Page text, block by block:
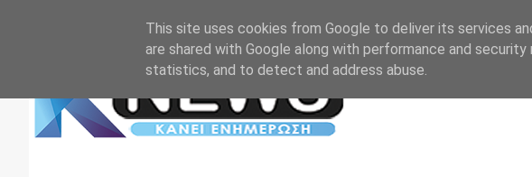
This site uses cookies from Google to deliver its services
are shared with Google along with performance and
statistics, and to detect and address abuse.